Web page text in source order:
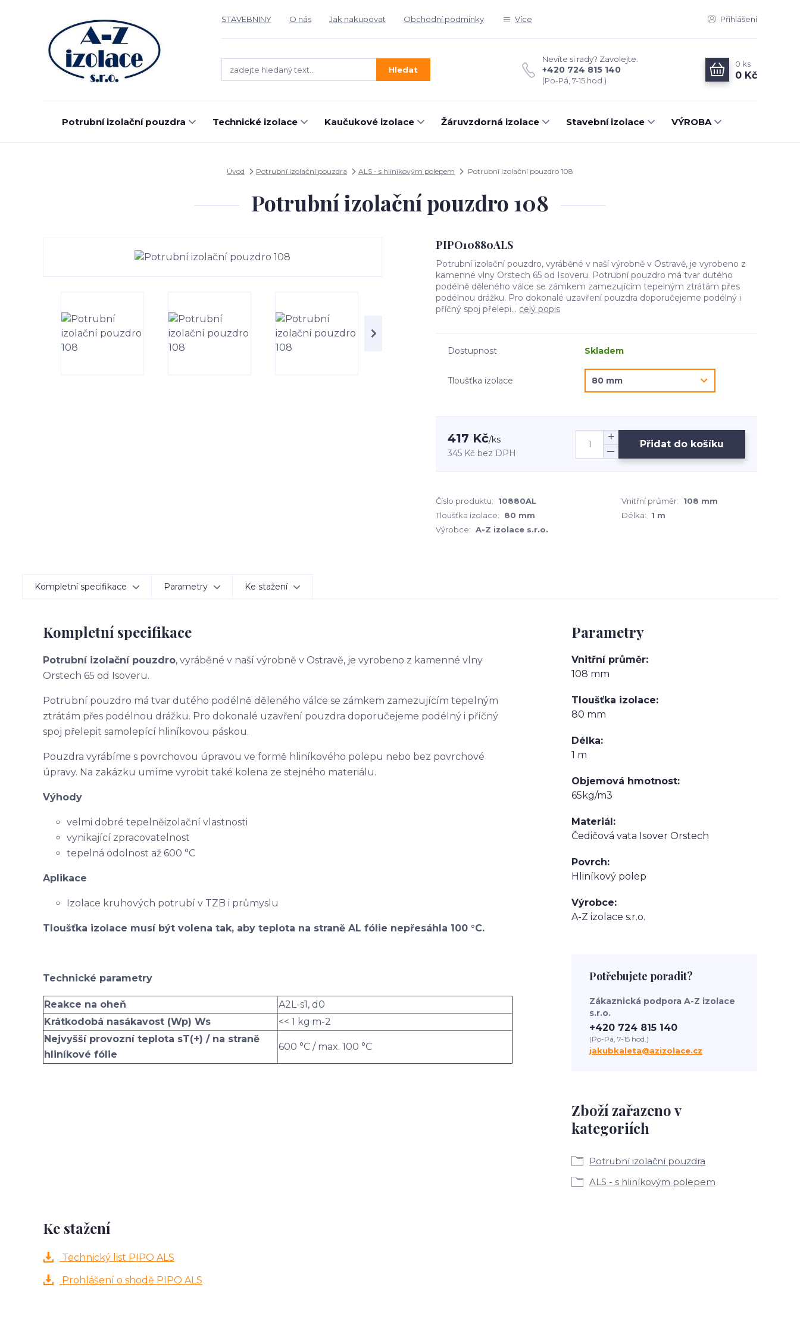
STAVEBNINY O nás Jak nakupovat Obchodní podmínky Více Přihlášení
Hledat
Nevíte si rady? Zavolejte.
+420 724 815 140
(Po-Pá, 7-15 hod.)
0 ks
0 Kč
Potrubní izolační pouzdra Technické izolace Kaučukové izolace Žáruvzdorná izolace Stavební izolace VÝROBA
Úvod Potrubní izolační pouzdra ALS - s hliníkovým polepem Potrubní izolační pouzdro 108
Potrubní izolační pouzdro 108
PIPO10880ALS
Potrubní izolační pouzdro, vyráběné v naší výrobně v Ostravě, je vyrobeno z
kamenné vlny Orstech 65 od Isoveru. Potrubní pouzdro má tvar dutého
podélně děleného válce se zámkem zamezujícím tepelným ztrátám přes
podélnou drážku. Pro dokonalé uzavření pouzdra doporučejeme podélný i
příčný spoj přelepi... celý popis
Dostupnost Skladem
Tloušťka izolace
417 Kč/ks
345 Kč bez DPH
Přidat do košíku
Číslo produktu: 10880AL Vnitřní průměr:
108 mm
Tloušťka izolace:
80 mm Délka:
1 m
Výrobce: A-Z izolace s.r.o.
Kompletní specifikace Parametry Ke stažení
Kompletní specifikace
Potrubní izolační pouzdro, vyráběné v naší výrobně v Ostravě, je vyrobeno z kamenné vlny
Orstech 65 od Isoveru.
Potrubní pouzdro má tvar dutého podélně děleného válce se zámkem zamezujícím tepelným
ztrátám přes podélnou drážku. Pro dokonalé uzavření pouzdra doporučejeme podélný i příčný
spoj přelepit samolepící hliníkovou páskou.
Pouzdra vyrábíme s povrchovou úpravou ve formě hliníkového polepu nebo bez povrchové
úpravy. Na zakázku umíme vyrobit také kolena ze stejného materiálu.
Výhody
velmi dobré tepelněizolační vlastnosti
vynikající zpracovatelnost
tepelná odolnost až 600 °C
Aplikace
Izolace kruhových potrubí v TZB i průmyslu
Tloušťka izolace musí být volena tak, aby teplota na straně AL fólie nepřesáhla 100 °C.
Technické parametry
Reakce na oheň
A2L-s1, d0
Krátkodobá nasákavost (Wp) Ws
<< 1 kg·m-2
Nejvyšší provozní teplota sT(+) / na straně
hliníkové fólie
600 °C / max. 100 °C
Parametry
Vnitřní průměr
108 mm
Tloušťka izolace
80 mm
Délka
1 m
Objemová hmotnost
65kg/m3
Materiál
Čedičová vata Isover Orstech
Povrch
Hliníkový polep
Výrobce
A-Z izolace s.r.o.
Zboží zařazeno v
kategoriích
Potrubní izolační pouzdra
ALS - s hliníkovým polepem
Potřebujete poradit?
Zákaznická podpora A-Z izolace
s.r.o.
+420 724 815 140
(Po-Pá, 7-15 hod.)
jakubkaleta@azizolace.cz
Ke stažení
Technický list PIPO ALS
Prohlášení o shodě PIPO ALS